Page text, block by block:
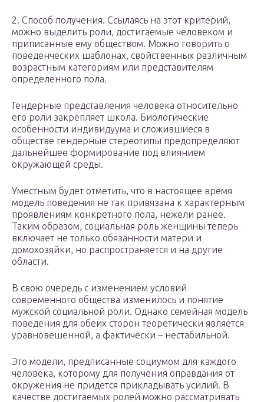
2. Способ получения. Ссылаясь на этот критерий,
можно выделить роли, достигаемые человеком и
приписанные ему обществом. Можно говорить о
поведенческих шаблонах, свойственных различным
возрастным категориям или представителям
определенного пола.
Гендерные представления человека относительно
его роли закрепляет школа. Биологические
особенности индивидуума и сложившиеся в
обществе гендерные стереотипы предопределяют
дальнейшее формирование под влиянием
окружающей среды.
Уместным будет отметить, что в настоящее время
модель поведения не так привязана к характерным
проявлениям конкретного пола, нежели ранее.
Таким образом, социальная роль женщины теперь
включает не только обязанности матери и
домохозяйки, но распространяется и на другие
области.
В свою очередь с изменением условий
современного общества изменилось и понятие
мужской социальной роли. Однако семейная модель
поведения для обеих сторон теоретически является
уравновешенной, а фактически – нестабильной.
Это модели, предписанные социумом для каждого
человека, которому для получения оправдания от
окружения не придется прикладывать усилий. В
качестве достигаемых ролей можно рассматривать